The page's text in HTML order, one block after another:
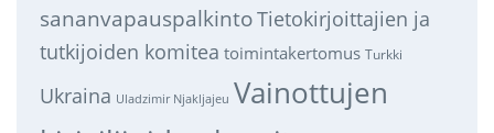
sananvapauspalkintoTietokirjoittajien ja
tutkijoiden komitea toimintakertomus Turkki
Ukraina Uladzimir Njakljajeu Vainottujen